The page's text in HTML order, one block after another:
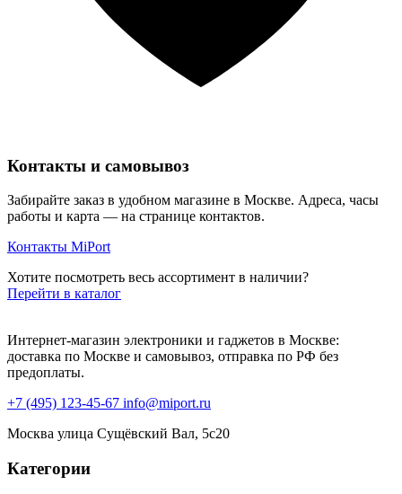
Контакты и самовывоз
Забирайте заказ в удобном магазине в Москве. Адреса, часы
работы и карта — на странице контактов.
Контакты MiPort
Хотите посмотреть весь ассортимент в наличии?
Перейти в каталог
Интернет-магазин электроники и гаджетов в Москве:
доставка по Москве и самовывоз, отправка по РФ без
предоплаты.
+7 (495) 123-45-67 info@miport.ru
Москва улица Сущёвский Вал, 5с20
Категории